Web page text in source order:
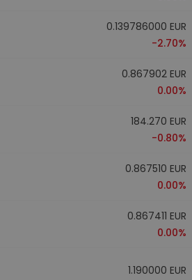
0.139786000 EUR
-2.70%
0.867902 EUR
0.00%
184.270 EUR
-0.80%
0.867510 EUR
0.00%
0.867411 EUR
0.00%
1.190000 EUR